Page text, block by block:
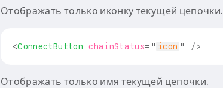
Отображать только иконку текущей цепочки.
<ConnectButton chainStatus= " icon " />
Отображать только имя текущей цепочки.